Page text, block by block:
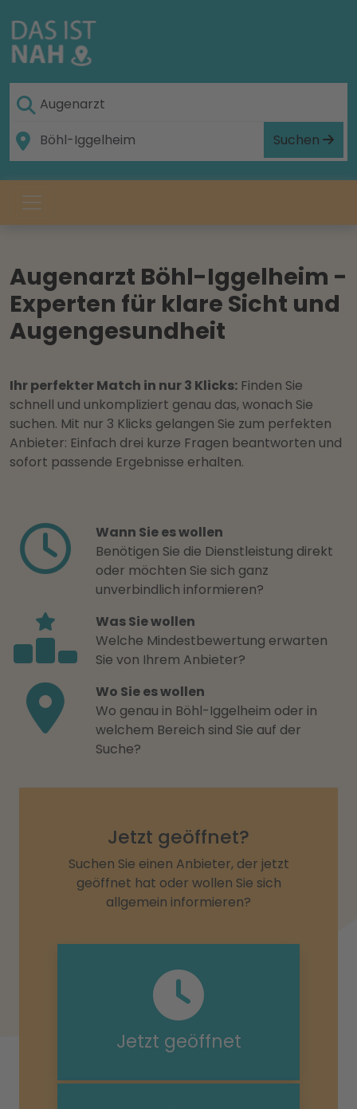
Suchen
Augenarzt Böhl-Iggelheim -
Experten für klare Sicht und
Augengesundheit
Ihr perfekter Match in nur 3 Klicks: Finden Sie
schnell und unkompliziert genau das, wonach Sie
suchen. Mit nur 3 Klicks gelangen Sie zum perfekten
Anbieter: Einfach drei kurze Fragen beantworten und
sofort passende Ergebnisse erhalten.
Wann Sie es wollen
Benötigen Sie die Dienstleistung direkt
oder möchten Sie sich ganz
unverbindlich informieren?
Was Sie wollen
Welche Mindestbewertung erwarten
Sie von Ihrem Anbieter?
Wo Sie es wollen
Wo genau in Böhl-Iggelheim oder in
welchem Bereich sind Sie auf der
Suche?
Jetzt geöffnet?
Suchen Sie einen Anbieter, der jetzt
geöffnet hat oder wollen Sie sich
allgemein informieren?
Jetzt geöffnet